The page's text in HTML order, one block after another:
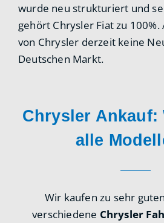
wurde neu strukturiert und
gehört Chrysler Fiat zu 100%.
von Chrysler derzeit keine
Deutschen Markt.
Chrysler Ankauf:
alle
Wir kaufen zu sehr
verschiedene Chrysler